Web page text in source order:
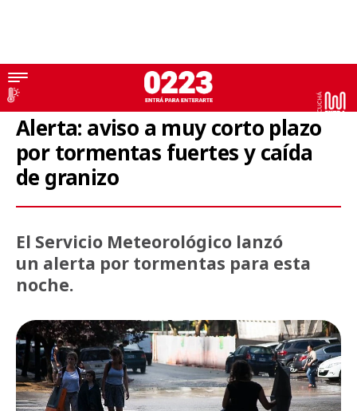
Alerta
Alerta: aviso a muy corto plazo
por tormentas fuertes y caída
de granizo
El Servicio Meteorológico lanzó
un alerta por tormentas para esta
noche.